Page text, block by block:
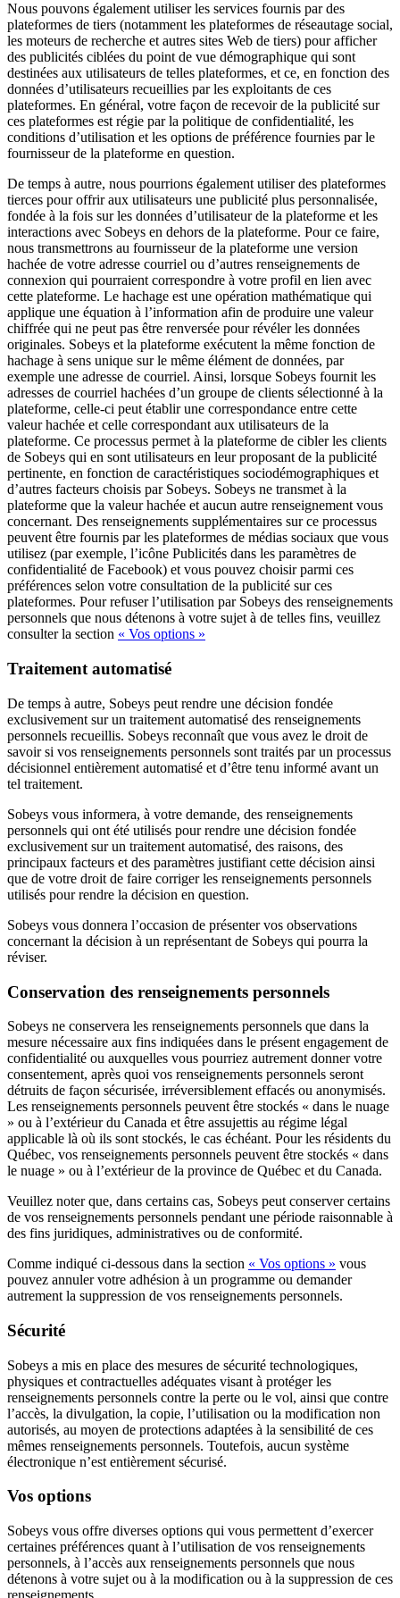
Nous pouvons également utiliser les services fournis par des
plateformes de tiers (notamment les plateformes de réseautage social,
les moteurs de recherche et autres sites Web de tiers) pour afficher
des publicités ciblées du point de vue démographique qui sont
destinées aux utilisateurs de telles plateformes, et ce, en fonction des
données d’utilisateurs recueillies par les exploitants de ces
plateformes. En général, votre façon de recevoir de la publicité sur
ces plateformes est régie par la politique de confidentialité, les
conditions d’utilisation et les options de préférence fournies par le
fournisseur de la plateforme en question.
De temps à autre, nous pourrions également utiliser des plateformes
tierces pour offrir aux utilisateurs une publicité plus personnalisée,
fondée à la fois sur les données d’utilisateur de la plateforme et les
interactions avec Sobeys en dehors de la plateforme. Pour ce faire,
nous transmettrons au fournisseur de la plateforme une version
hachée de votre adresse courriel ou d’autres renseignements de
connexion qui pourraient correspondre à votre profil en lien avec
cette plateforme. Le hachage est une opération mathématique qui
applique une équation à l’information afin de produire une valeur
chiffrée qui ne peut pas être renversée pour révéler les données
originales. Sobeys et la plateforme exécutent la même fonction de
hachage à sens unique sur le même élément de données, par
exemple une adresse de courriel. Ainsi, lorsque Sobeys fournit les
adresses de courriel hachées d’un groupe de clients sélectionné à la
plateforme, celle-ci peut établir une correspondance entre cette
valeur hachée et celle correspondant aux utilisateurs de la
plateforme. Ce processus permet à la plateforme de cibler les clients
de Sobeys qui en sont utilisateurs en leur proposant de la publicité
pertinente, en fonction de caractéristiques sociodémographiques et
d’autres facteurs choisis par Sobeys. Sobeys ne transmet à la
plateforme que la valeur hachée et aucun autre renseignement vous
concernant. Des renseignements supplémentaires sur ce processus
peuvent être fournis par les plateformes de médias sociaux que vous
utilisez (par exemple, l’icône Publicités dans les paramètres de
confidentialité de Facebook) et vous pouvez choisir parmi ces
préférences selon votre consultation de la publicité sur ces
plateformes. Pour refuser l’utilisation par Sobeys des renseignements
personnels que nous détenons à votre sujet à de telles fins, veuillez
consulter la section « Vos options »
Traitement automatisé
De temps à autre, Sobeys peut rendre une décision fondée
exclusivement sur un traitement automatisé des renseignements
personnels recueillis. Sobeys reconnaît que vous avez le droit de
savoir si vos renseignements personnels sont traités par un processus
décisionnel entièrement automatisé et d’être tenu informé avant un
tel traitement.
Sobeys vous informera, à votre demande, des renseignements
personnels qui ont été utilisés pour rendre une décision fondée
exclusivement sur un traitement automatisé, des raisons, des
principaux facteurs et des paramètres justifiant cette décision ainsi
que de votre droit de faire corriger les renseignements personnels
utilisés pour rendre la décision en question.
Sobeys vous donnera l’occasion de présenter vos observations
concernant la décision à un représentant de Sobeys qui pourra la
réviser.
Conservation des renseignements personnels
Sobeys ne conservera les renseignements personnels que dans la
mesure nécessaire aux fins indiquées dans le présent engagement de
confidentialité ou auxquelles vous pourriez autrement donner votre
consentement, après quoi vos renseignements personnels seront
détruits de façon sécurisée, irréversiblement effacés ou anonymisés.
Les renseignements personnels peuvent être stockés « dans le nuage
» ou à l’extérieur du Canada et être assujettis au régime légal
applicable là où ils sont stockés, le cas échéant. Pour les résidents du
Québec, vos renseignements personnels peuvent être stockés « dans
le nuage » ou à l’extérieur de la province de Québec et du Canada.
Veuillez noter que, dans certains cas, Sobeys peut conserver certains
de vos renseignements personnels pendant une période raisonnable à
des fins juridiques, administratives ou de conformité.
Comme indiqué ci-dessous dans la section « Vos options » vous
pouvez annuler votre adhésion à un programme ou demander
autrement la suppression de vos renseignements personnels.
Sécurité
Sobeys a mis en place des mesures de sécurité technologiques,
physiques et contractuelles adéquates visant à protéger les
renseignements personnels contre la perte ou le vol, ainsi que contre
l’accès, la divulgation, la copie, l’utilisation ou la modification non
autorisés, au moyen de protections adaptées à la sensibilité de ces
mêmes renseignements personnels. Toutefois, aucun système
électronique n’est entièrement sécurisé.
Vos options
Sobeys vous offre diverses options qui vous permettent d’exercer
certaines préférences quant à l’utilisation de vos renseignements
personnels, à l’accès aux renseignements personnels que nous
détenons à votre sujet ou à la modification ou à la suppression de ces